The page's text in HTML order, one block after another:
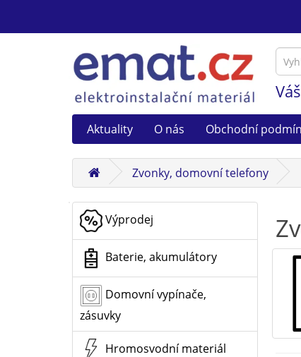
Aktuality O nás Obchodní
Zvonky, domovní telefony
Výprodej
Baterie, akumulátory
Domovní vypínače,
zásuvky
Hromosvodní materiál